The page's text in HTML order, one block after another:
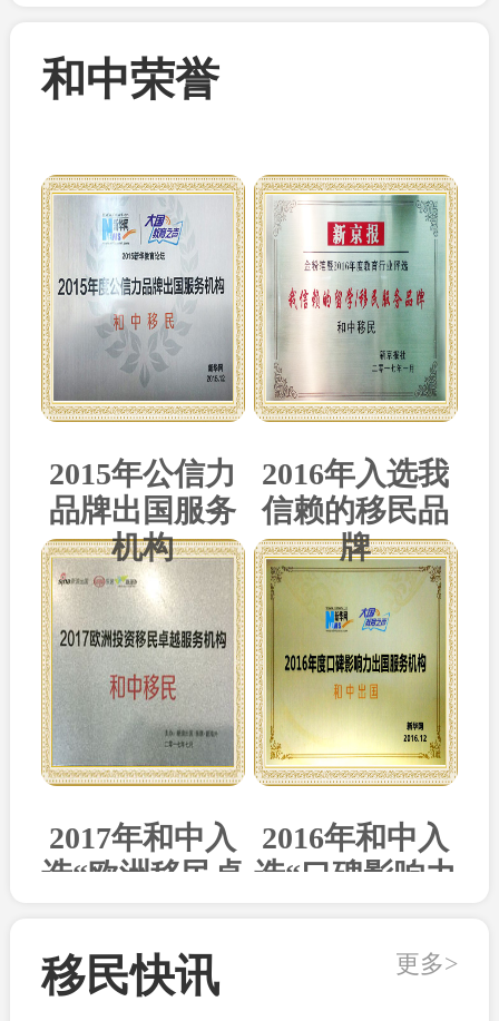
和中荣誉
2015年公信力
品牌出国服务
机构
2016年入选我
信赖的移民品
牌
2017年和中入
选“欧洲移民卓
2016年和中入
选“口碑影响力
移民快讯 更多>